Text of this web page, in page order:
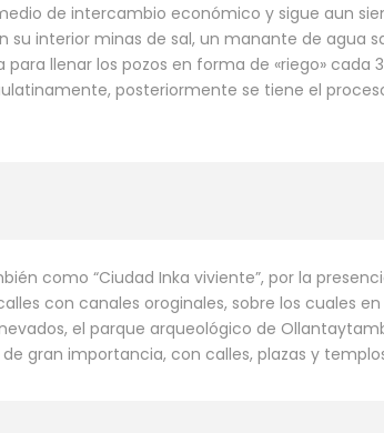
de intercambio económico y sigue aun
su interior minas de sal, un manante de agua
llenar los pozos en forma de «riego» cada
posteriormente se tiene el
como “Ciudad Inka viviente”, por la
con canales oroginales, sobre los cuales
el parque arqueológico de
gran importancia, con calles, plazas y